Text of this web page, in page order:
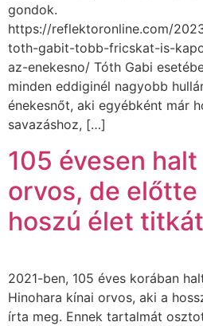
gondok.
https://reflektoronline.com/
toth-gabit-tobb-fricskat-is-
az-enekesno/ Tóth Gabi
minden eddiginél nagyobb
énekesnőt, aki egyébként már
savazáshoz, […]
105 évesen
orvos, de előtte
hoszú élet
2021-ben, 105 éves korában
Hinohara kínai orvos, aki a
írta meg. Ennek tartalmát